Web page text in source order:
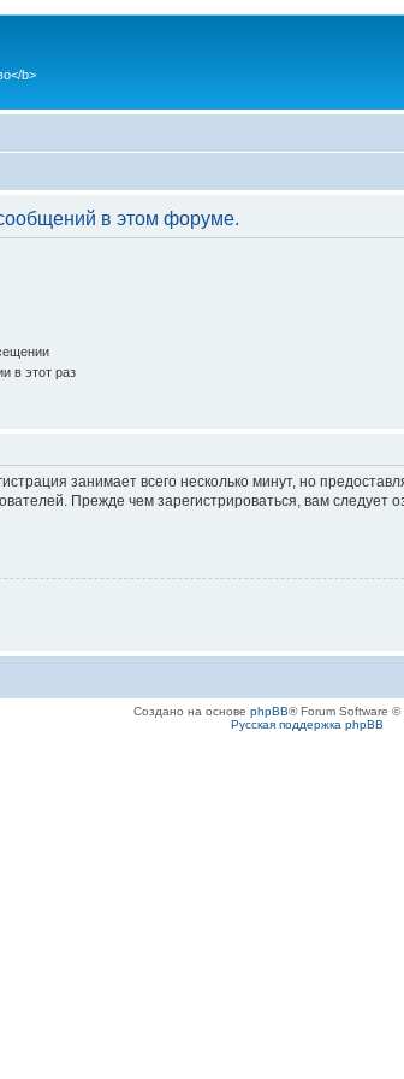
b>
в этом форуме.
в этот раз
занимает всего несколько минут, но
Прежде чем зарегистрироваться, вам
Создано на основе phpBB® Forum Software ©
Русская поддержка phpBB